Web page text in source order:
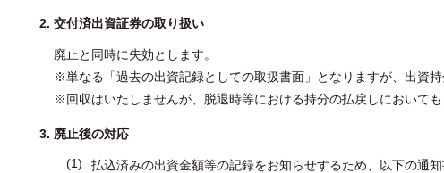
交付済出資証券の取り扱い
廃止と同時に失効とします。
※単なる「過去の出資記録としての取扱書面」となりますが、出資
※回収はいたしませんが、脱退時等における持分の払戻しにおいて
廃止後の対応
払込済みの出資金額等の記録をお知らせするため、以下の通